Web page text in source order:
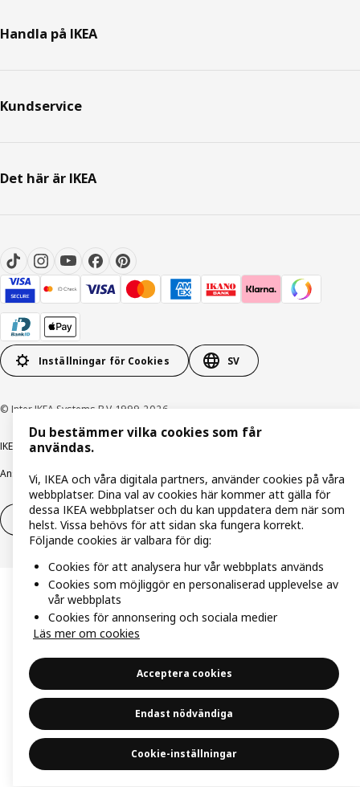
Handla på IKEA
Kundservice
Det här är IKEA
Inställningar för Cookies SV
© Inter IKEA Systems B.V. 1999-2026
IKEA Family integritetspolicy
Ansvarsfullt avslöjandepolicyE-postKöp- & leveransvillkorBolagsinformation
Utöva ångerrätt Utöva ångerrätten för tjänster
Du bestämmer vilka cookies som får
användas.
Vi, IKEA och våra digitala partners, använder cookies på våra
webbplatser. Dina val av cookies här kommer att gälla för
dessa IKEA webbplatser och du kan uppdatera dem när som
helst. Vissa behövs för att sidan ska fungera korrekt.
Följande cookies är valbara för dig:
Cookies för att analysera hur vår webbplats används
Cookies som möjliggör en personaliserad upplevelse av
vår webbplats
Cookies för annonsering och sociala medier
Läs mer om cookies
Acceptera cookies
Endast nödvändiga
Cookie-inställningar